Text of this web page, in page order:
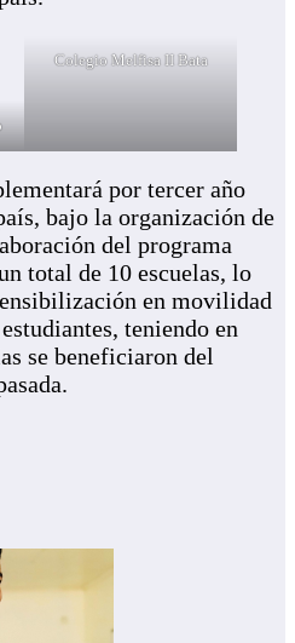
Colegio Melfisa II Bata
por tercer año
bajo la organización de
del programa
total de 10 escuelas, lo
en movilidad
teniendo en
se beneficiaron del